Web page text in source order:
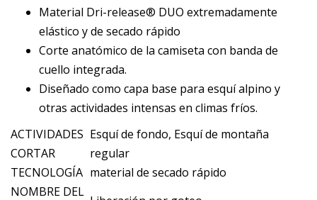
Material Dri-release® DUO extremadamente
elástico y de secado rápido
Corte anatómico de la camiseta con banda de
cuello integrada.
Diseñado como capa base para esquí alpino y
otras actividades intensas en climas fríos.
ACTIVIDADES Esquí de fondo, Esquí de montaña
CORTAR
regular
TECNOLOGÍA material de secado rápido
NOMBRE DEL